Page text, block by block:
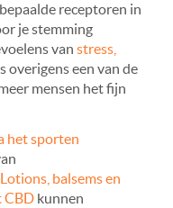
receptoren in
je stemming
van stress,
overigens een van de
mensen het fijn
het sporten
Lotions, balsems en
CBD kunnen